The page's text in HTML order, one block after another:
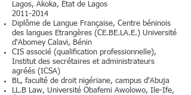
Lagos, Akoka, État de Lagos
2011-2014
Diplôme de Langue Française, Centre béninois
des langues Etrangères (CE.BE.LA.E.) Université
d'Abomey Calavi, Bénin
CIS associé (qualification professionnelle),
Institut des secrétaires et administrateurs
agréés (ICSA)
BL, faculté de droit nigériane, campus d'Abuja
LL.B Law, Université Obafemi Awolowo, Ile-Ife,